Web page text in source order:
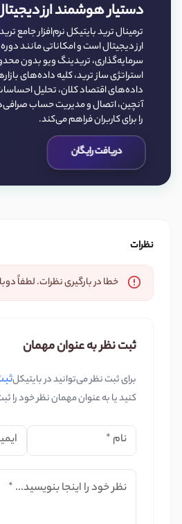
دستیار هوشمند ارز
ترمینال ترید بایتیکل نرم‌افزار جامع
ارز دیجیتال است و امکاناتی مانند
سرمایه‌گذاری، تریدینگ ویو بدون
استراتژی ساز ترید، کلیه داده‌‌های
داده‌های اقتصاد کلان، تحلیل احساسات
آنچین، اتصال و مدیریت حساب
را برای کاربران فراهم می‌کند.
دریافت رایگان
نظرات
خطا در بارگیری نظرات. لطفاً
ثبت نظر به عنوان مهمان
برای ثبت نظر می‌توانید در بایتیکل
کنید یا به عنوان مهمان نظر خود را
نام *
نظر خود را اینجا بنویسید... *